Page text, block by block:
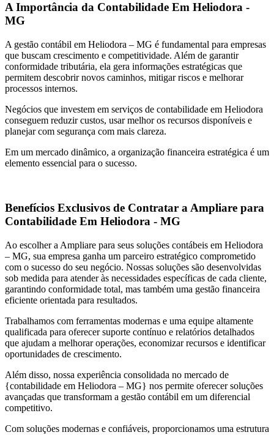
A Importância da Contabilidade Em Heliodora -
MG
A gestão contábil em Heliodora – MG é fundamental para empresas
que buscam crescimento e competitividade. Além de garantir
conformidade tributária, ela gera informações estratégicas que
permitem descobrir novos caminhos, mitigar riscos e melhorar
processos internos.
Negócios que investem em serviços de contabilidade em Heliodora
conseguem reduzir custos, usar melhor os recursos disponíveis e
planejar com segurança com mais clareza.
Em um mercado dinâmico, a organização financeira estratégica é um
elemento essencial para o sucesso.
Benefícios Exclusivos de Contratar a Ampliare para
Contabilidade Em Heliodora - MG
Ao escolher a Ampliare para seus soluções contábeis em Heliodora
– MG, sua empresa ganha um parceiro estratégico comprometido
com o sucesso do seu negócio. Nossas soluções são desenvolvidas
sob medida para atender às necessidades específicas de cada cliente,
garantindo conformidade total, mas também uma gestão financeira
eficiente orientada para resultados.
Trabalhamos com ferramentas modernas e uma equipe altamente
qualificada para oferecer suporte contínuo e relatórios detalhados
que ajudam a melhorar operações, economizar recursos e identificar
oportunidades de crescimento.
Além disso, nossa experiência consolidada no mercado de
{contabilidade em Heliodora – MG} nos permite oferecer soluções
avançadas que transformam a gestão contábil em um diferencial
competitivo.
Com soluções modernas e confiáveis, proporcionamos uma estrutura